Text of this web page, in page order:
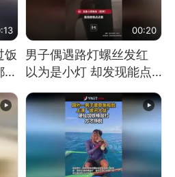
饭
00:20
男子偶遇路灯螺丝发红
以为是小灯 却发现能点
燃香烟 当事人：已报警
处理